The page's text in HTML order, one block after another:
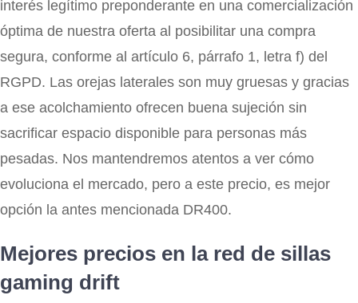
interés legítimo preponderante en una comercialización
óptima de nuestra oferta al posibilitar una compra
segura, conforme al artículo 6, párrafo 1, letra f) del
RGPD. Las orejas laterales son muy gruesas y gracias
a ese acolchamiento ofrecen buena sujeción sin
sacrificar espacio disponible para personas más
pesadas. Nos mantendremos atentos a ver cómo
evoluciona el mercado, pero a este precio, es mejor
opción la antes mencionada DR400.
Mejores precios en la red de sillas
gaming drift